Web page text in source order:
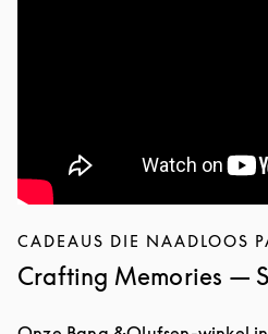
CADEAUS DIE NAADLOOS
Crafting Memories —